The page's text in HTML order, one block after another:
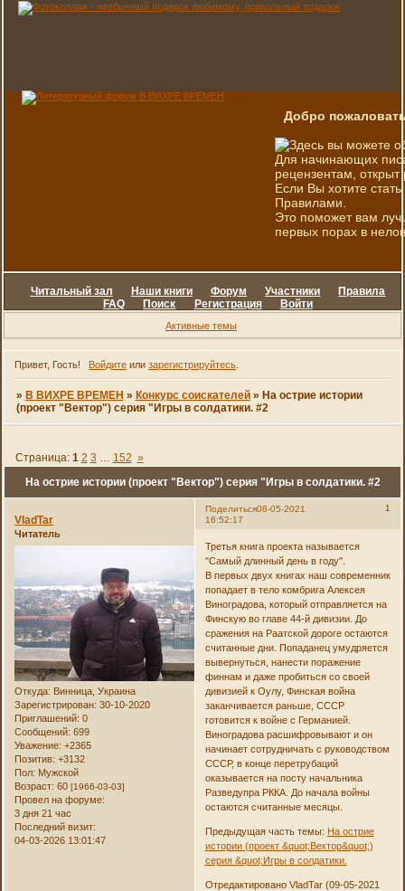
Добро
Здесь вы можете
Для начинающих
рецензентам, открыт
Если Вы хотите
Правилами.
Это поможет вам
первых порах в
Читальный зал Наши книги Форум Участники
Правила
FAQ
Поиск Регистрация Войти
Активные темы
Привет, Гость! Войдитеили зарегистрируйтесь.
» В ВИХРЕ ВРЕМЕН » Конкурс соискателей » На острие истории
(проект "Вектор") серия "Игры в солдатики. #2
На острие истории (проект "Вектор") серия "Игры в солдатики. #2
Страница: 1 2 3 … 152 »
Поделиться 1
08-05-2021
16:52:17
VladTar
Читатель
Откуда: Винница, Украина
Зарегистрирован: 30-10-2020
Приглашений: 0
Сообщений: 699
Уважение: +2365
Позитив: +3132
Пол: Мужской
Возраст: 60[1966-03-03]
Провел на форуме:
3 дня 21 час
Последний визит:
04-03-2026 13:01:47
Третья книга проекта называется
"Самый длинный день в году".
В первых двух книгах наш современник
попадает в тело комбрига Алексея
Виноградова, который отправляется на
Финскую во главе 44-й дивизии. До
сражения на Раатской дороге остаются
считанные дни. Попаданец умудряется
вывернуться, нанести поражение
финнам и даже пробиться со своей
дивизией к Оулу, Финская война
заканчивается раньше, СССР
готовится к войне с Германией.
Виноградова расшифровывают и он
начинает сотрудничать с руководством
СССР, в конце перетрубаций
оказывается на посту начальника
Разведупра РККА. До начала войны
остаются считанные месяцы.
Предыдущая часть темы: На острие
истории (проект &quot;Вектор&quot;)
серия &quot;Игры в солдатики.
Отредактировано VladTar (09-05-2021